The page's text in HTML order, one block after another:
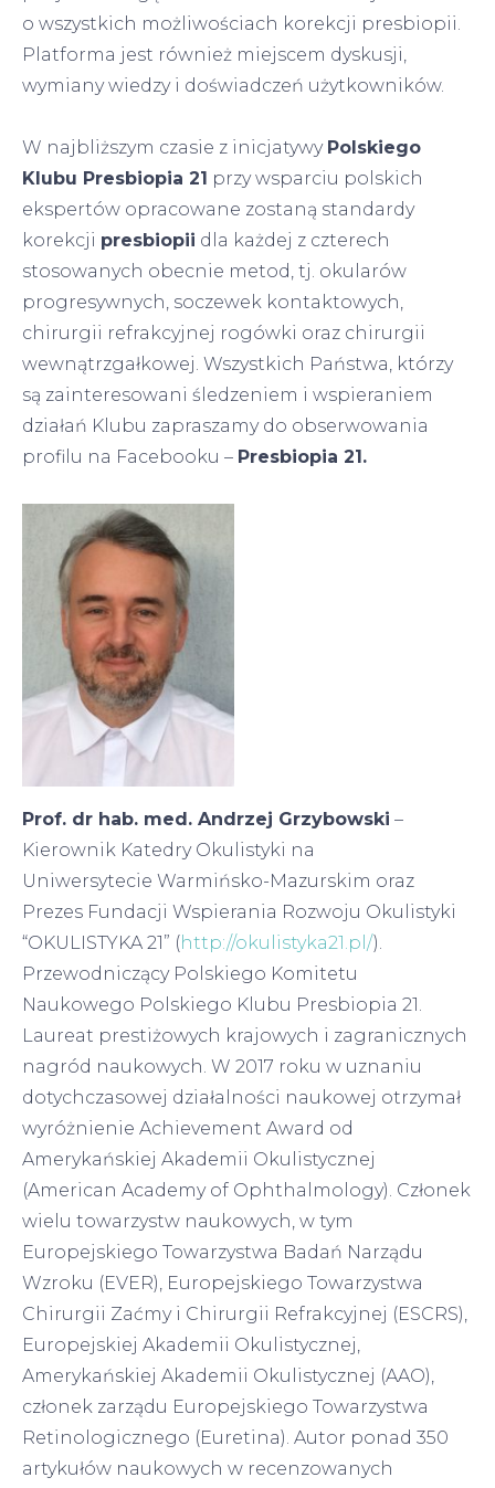
o wszystkich możliwościach korekcji presbiopii.
Platforma jest również miejscem dyskusji,
wymiany wiedzy i doświadczeń użytkowników.
W najbliższym czasie z inicjatywy Polskiego
Klubu Presbiopia 21 przy wsparciu polskich
ekspertów opracowane zostaną standardy
korekcji presbiopii dla każdej z czterech
stosowanych obecnie metod, tj. okularów
progresywnych, soczewek kontaktowych,
chirurgii refrakcyjnej rogówki oraz chirurgii
wewnątrzgałkowej. Wszystkich Państwa, którzy
są zainteresowani śledzeniem i wspieraniem
działań Klubu zapraszamy do obserwowania
profilu na Facebooku – Presbiopia 21.
Prof. dr hab. med. Andrzej Grzybowski –
Kierownik Katedry Okulistyki na
Uniwersytecie Warmińsko-Mazurskim oraz
Prezes Fundacji Wspierania Rozwoju Okulistyki
“OKULISTYKA 21” (http://okulistyka21.pl/).
Przewodniczący Polskiego Komitetu
Naukowego Polskiego Klubu Presbiopia 21.
Laureat prestiżowych krajowych i zagranicznych
nagród naukowych. W 2017 roku w uznaniu
dotychczasowej działalności naukowej otrzymał
wyróżnienie Achievement Award od
Amerykańskiej Akademii Okulistycznej
(American Academy of Ophthalmology). Członek
wielu towarzystw naukowych, w tym
Europejskiego Towarzystwa Badań Narządu
Wzroku (EVER), Europejskiego Towarzystwa
Chirurgii Zaćmy i Chirurgii Refrakcyjnej (ESCRS),
Europejskiej Akademii Okulistycznej,
Amerykańskiej Akademii Okulistycznej (AAO),
członek zarządu Europejskiego Towarzystwa
Retinologicznego (Euretina). Autor ponad 350
artykułów naukowych w recenzowanych